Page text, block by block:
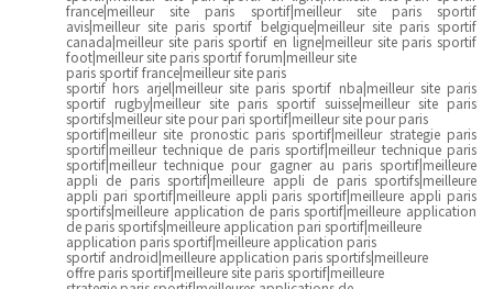
france|meilleur site paris sportif|meilleur site paris sportif
avis|meilleur site paris sportif belgique|meilleur site paris sportif
canada|meilleur site paris sportif en ligne|meilleur site paris sportif
foot|meilleur site paris sportif forum|meilleur site
paris sportif france|meilleur site paris
sportif hors arjel|meilleur site paris sportif nba|meilleur site paris
sportif rugby|meilleur site paris sportif suisse|meilleur site paris
sportifs|meilleur site pour pari sportif|meilleur site pour paris
sportif|meilleur site pronostic paris sportif|meilleur strategie paris
sportif|meilleur technique de paris sportif|meilleur technique paris
sportif|meilleur technique pour gagner au paris sportif|meilleure
appli de paris sportif|meilleure appli de paris sportifs|meilleure
appli pari sportif|meilleure appli paris sportif|meilleure appli paris
sportifs|meilleure application de paris sportif|meilleure application
de paris sportifs|meilleure application pari sportif|meilleure
application paris sportif|meilleure application paris
sportif android|meilleure application paris sportifs|meilleure
offre paris sportif|meilleure site paris sportif|meilleure